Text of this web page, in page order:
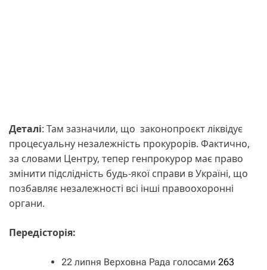
Деталі: Там зазначили, що законопроєкт ліквідує
процесуальну незалежність прокурорів. Фактично,
за словами Центру, тепер генпрокурор має право
змінити підслідність будь-якої справи в Україні, що
позбавляє незалежності всі інші правоохоронні
органи.
Передісторія:
22 липня Верховна Рада голосами 263